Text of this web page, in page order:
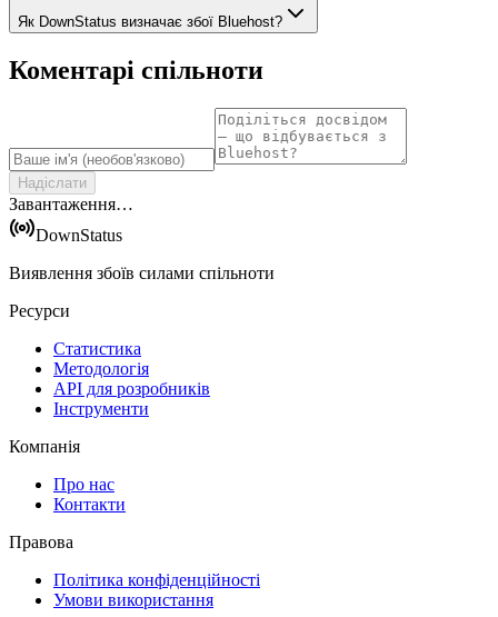
Як DownStatus визначає збої Bluehost?
Коментарі спільноти
Надіслати
Завантаження…
DownStatus
Виявлення збоїв силами спільноти
Ресурси
Статистика
Методологія
API для розробників
Інструменти
Компанія
Про нас
Контакти
Правова
Політика конфіденційності
Умови використання